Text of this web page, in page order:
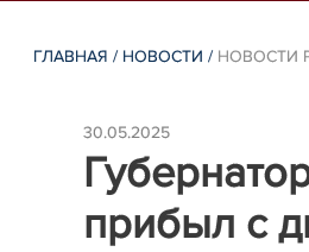
ГЛАВНАЯ / НОВОСТИ / НОВОСТИ
30.05.2025
прибыл с